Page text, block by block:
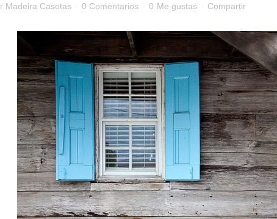
Madeira Casetas 0 Comentarios 0 Me gustas Compartir